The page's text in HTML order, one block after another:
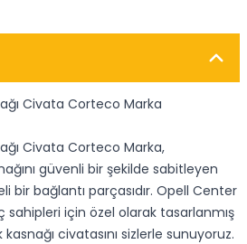
Civata Corteco Marka
Civata Corteco Marka,
güvenli bir şekilde sabitleyen
bir bağlantı parçasıdır. Opell Center
sahipleri için özel olarak tasarlanmış
civatasını sizlerle sunuyoruz.